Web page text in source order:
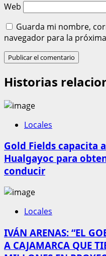
Web
Guarda mi nombre,
navegador para la
Historias
Locales
Gold Fields capacita
Hualgayoc para
conducir
Locales
IVÁN ARENAS: “EL
A CAJAMARCA QUE